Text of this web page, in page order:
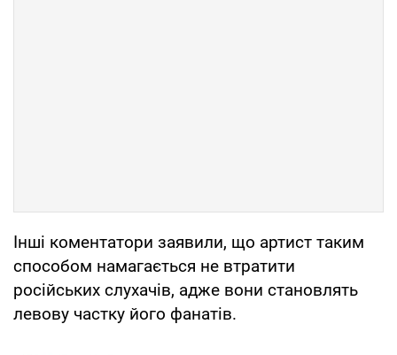
Інші коментатори заявили, що артист таким
способом намагається не втратити
російських слухачів, адже вони становлять
левову частку його фанатів.